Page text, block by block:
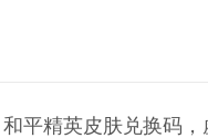
和平精英皮肤兑换码